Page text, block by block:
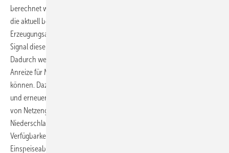
berechnet werden können, liegen vor. Die zweite Information sollte
die aktuell benötigte fossile Residuallast anzeigen, um danach
Erzeugungsanlagen vor Ort treibhausgasarm betreiben zu können. Ein
Signal dieser Art ist der bereits verfügbare regionale Grünstromindex.
Dadurch werden flexible und dezentrale Lösungen möglich, die auch
Anreize für Maßnahmen zur Sicherung der Versorgung schaffen
können. Dazu müssen sowohl die Mindestverfügbarkeit der fossilen
und erneuerbaren Erzeugungskapazitäten als auch die Vermeidung
von Netzengpässe (Stromlogistik) in den lokalen Stromkosten ihren
Niederschlag finden. Gesetzliche Mindestanforderungen an
Verfügbarkeit und Netzdienlichkeit in Form einer Kapazitäts- oder
Einspeiseabsicherungsplicht, schaffen einen verlässlichen Rahmen.